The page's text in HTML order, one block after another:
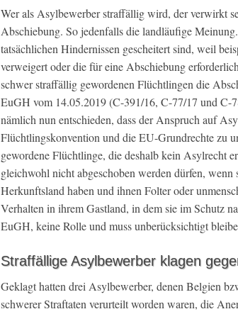
Wer als Asylbewerber straffällig wird, der verwirkt
Abschiebung. So jedenfalls die landläufige
tatsächlichen Hindernissen gescheitert sind, weil
verweigert oder die für eine Abschiebung
schwer straffällig gewordenen Flüchtlingen die
EuGH vom 14.05.2019 (C-391/16, C-77/17 und C-
nämlich nun entschieden, dass der Anspruch auf
Flüchtlingskonvention und die EU-Grundrechte zu
gewordene Flüchtlinge, die deshalb kein Asylrecht
gleichwohl nicht abgeschoben werden dürfen,
Herkunftsland haben und ihnen Folter oder
Verhalten in ihrem Gastland, in dem sie im Schutz
EuGH, keine Rolle und muss unberücksichtigt
Straffällige Asylbewerber klagen
Geklagt hatten drei Asylbewerber, denen Belgien
schwerer Straftaten verurteilt worden waren, die